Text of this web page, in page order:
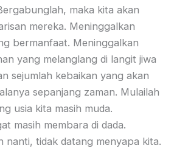
maka kita akan
mereka. Meninggalkan
bermanfaat. Meninggalkan
yang melanglang di langit jiwa
sejumlah kebaikan yang akan
sepanjang zaman. Mulailah
usia kita masih muda.
masih membara di dada.
nanti, tidak datang menyapa kita.